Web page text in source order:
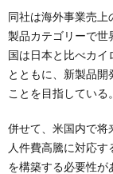
同社は海外事業売上
製品カテゴリーで世
国は日本と比べカイ
とともに、新製品
ことを目指している。
併せて、米国内で将
人件費高騰に対応
を構築する必要性が